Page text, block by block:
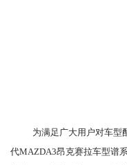
为满足广大用户对车型
代MAZDA3昂克赛拉车型谱